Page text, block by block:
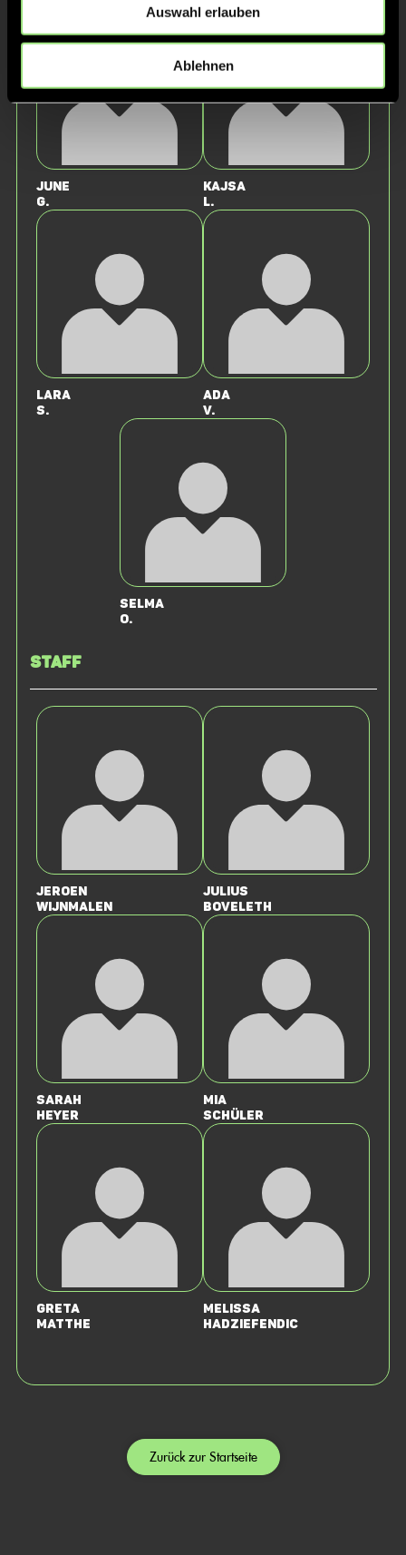
Auswahl erlauben
Ablehnen
June
G.
Kajsa
L.
Lara
S.
Ada
V.
Selma
O.
Staff
Jeroen
Wijnmalen
Julius
Boveleth
Sarah
Heyer
Mia
Schüler
Greta
Matthe
Melissa
Hadziefendic
Zurück zur Startseite